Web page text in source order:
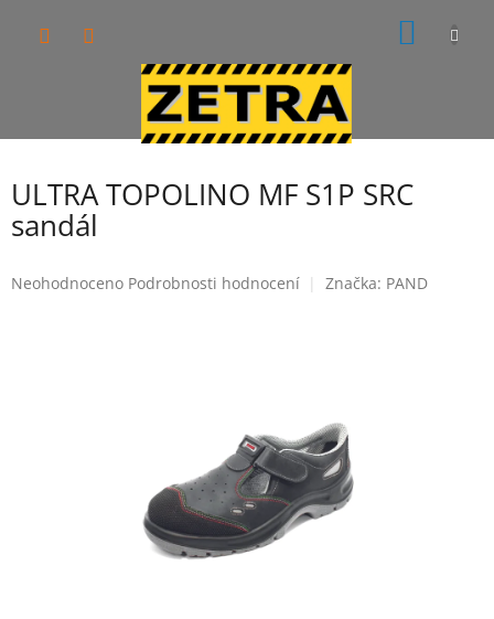
ULTRA TOPOLINO MF S1P SRC
sandál
Průměrné
Neohodnoceno Podrobnosti hodnocení Značka: PAND